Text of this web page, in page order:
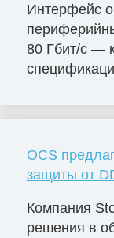
Интерфейс
80 Гбит/с —
OCS
защиты от
Компания
решения в